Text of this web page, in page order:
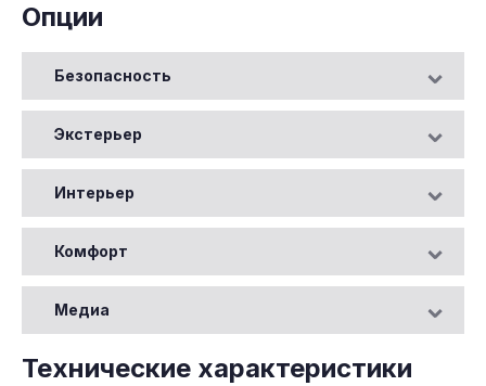
Опции
Безопасность
Экстерьер
Интерьер
Комфорт
Медиа
Технические характеристики